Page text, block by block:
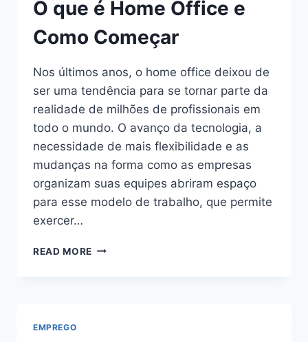
O que é Home Office e
Como Começar
Nos últimos anos, o home office deixou de
ser uma tendência para se tornar parte da
realidade de milhões de profissionais em
todo o mundo. O avanço da tecnologia, a
necessidade de mais flexibilidade e as
mudanças na forma como as empresas
organizam suas equipes abriram espaço
para esse modelo de trabalho, que permite
exercer…
READ MORE O
EMPREGO